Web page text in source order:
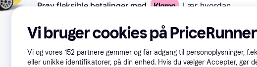
Prøv fleksible betalinger med
Lær hvordan
Vi bruger cookies på PriceRunner
Vi og vores 152 partnere gemmer og får adgang til personoplysninger,
eller unikke identifikatorer, på din enhed. Hvis du vælger Accepter, gør